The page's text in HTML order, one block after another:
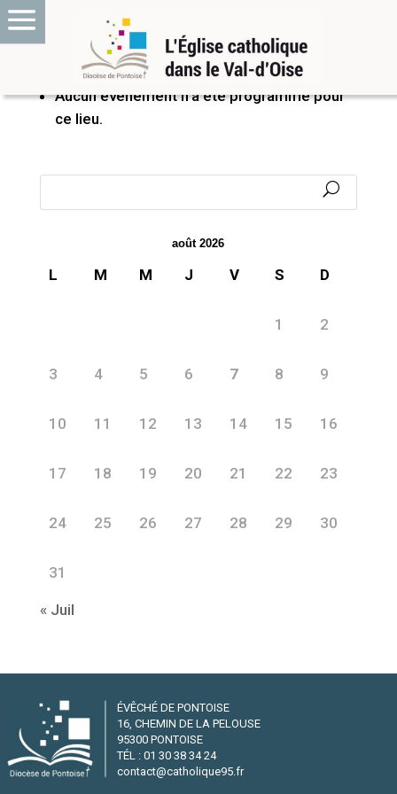
PROCHAINS ÉVÉNEMENTS
Aucun événement n’a été programmé pour
ce lieu.
août 2026
L M M J V S D
1 2
3 4 5 6 7 8 9
10 11 12 13 14 15 16
17 18 19 20 21 22 23
24 25 26 27 28 29 30
31
« Juil
ÉVÊCHÉ DE PONTOISE
16, CHEMIN DE LA PELOUSE
95300 PONTOISE
TÉL : 01 30 38 34 24
contact@catholique95.fr